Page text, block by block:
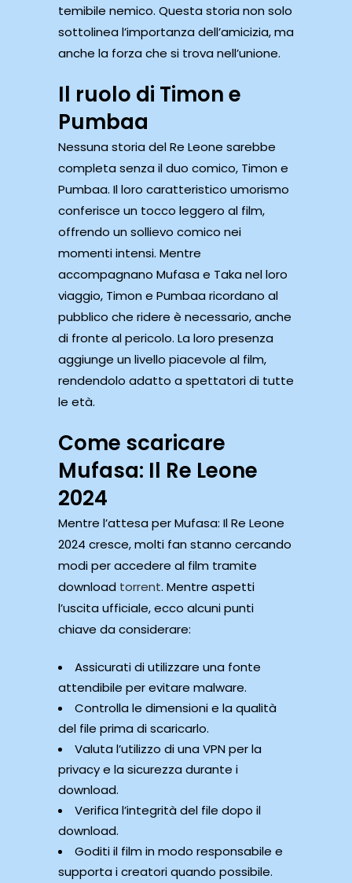
temibile nemico. Questa storia non solo
sottolinea l’importanza dell’amicizia, ma
anche la forza che si trova nell’unione.
Il ruolo di Timon e
Pumbaa
Nessuna storia del Re Leone sarebbe
completa senza il duo comico, Timon e
Pumbaa. Il loro caratteristico umorismo
conferisce un tocco leggero al film,
offrendo un sollievo comico nei
momenti intensi. Mentre
accompagnano Mufasa e Taka nel loro
viaggio, Timon e Pumbaa ricordano al
pubblico che ridere è necessario, anche
di fronte al pericolo. La loro presenza
aggiunge un livello piacevole al film,
rendendolo adatto a spettatori di tutte
le età.
Come scaricare
Mufasa: Il Re Leone
2024
Mentre l’attesa per Mufasa: Il Re Leone
2024 cresce, molti fan stanno cercando
modi per accedere al film tramite
download torrent. Mentre aspetti
l’uscita ufficiale, ecco alcuni punti
chiave da considerare:
Assicurati di utilizzare una fonte
attendibile per evitare malware.
Controlla le dimensioni e la qualità
del file prima di scaricarlo.
Valuta l’utilizzo di una VPN per la
privacy e la sicurezza durante i
download.
Verifica l’integrità del file dopo il
download.
Goditi il ​​film in modo responsabile e
supporta i creatori quando possibile.